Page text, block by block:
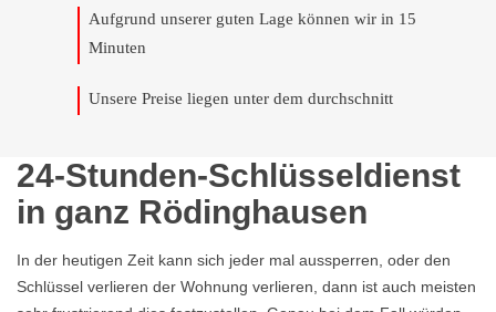
Aufgrund unserer guten Lage können wir in 15
Minuten
Unsere Preise liegen unter dem durchschnitt
24-Stunden-Schlüsseldienst
in ganz Rödinghausen
In der heutigen Zeit kann sich jeder mal aussperren, oder den
Schlüssel verlieren der Wohnung verlieren, dann ist auch meisten